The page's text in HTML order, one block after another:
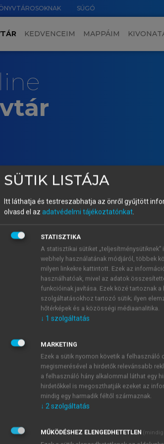
SÚGÓ
KEDVENCEIM MAPPÁIM
(SZERK.)
szemszögéből
a pozitív családi anamnézis miatt
eredményezett emlő- és
betegségek esetén orvosi
– nem elsősorban az orvosi
szenvedést láttak maguk körül,
tehetetlennek és sérülékenyebbnek
és elfogadtatni azt, hogy a szűrés fontos
látják a befolyásolható tényezőket
és prevencióra jól alkalmazhatóak.
SÜTIK LISTÁJA
Itt láthatja és testreszabhatja az önről gyűjtött
olvasd el az adatvédelmi tájékoztatónkat.
STATISZTIKA
A statisztikai sütiket
webhely használatának módjáról, többek
milyen linkekre kattintott. Ezek az
használhatóak, mivel az adatok
funkcióinak javítása. Ezek közé tartoznak
szolgáltatásokhoz tartozó sütik; ilyen
hőtérképek és a közösségi médiaanalitika.
↓ 1 szolgáltatás
MARKETING
Ezek a sütik nyomon követik a felhasználó
megismerésével a hirdetők relevánsabb
a felhasználó hány alkalommal láthat egy
hirdetőkkel is megoszthatják ezeket az
mindig egy harmadik féltől származnak.
↓ 2szolgáltatás
MŰKÖDÉSHEZ ELENGEDHETETLEN (mindig